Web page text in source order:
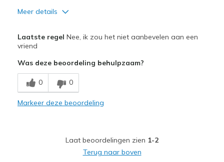
View On Shoes
Meer details
Need Break In
Poor Cushioning
Poor Quality
Beste toepassingen
Laatste regel Nee, ik zou het niet aanbevelen aan een
vriend
Was deze beoordeling behulpzaam?
0 0
Markeer deze beoordeling
Laat beoordelingen zien 1-2
Terug naar boven